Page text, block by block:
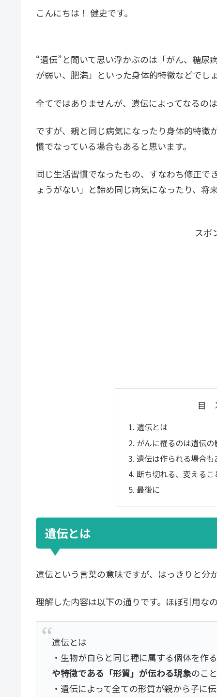
こんにちは！ 健史です。
“遺伝”と聞いて思い浮かぶのは「がん、糖
が弱い、肥満」といった身体的特徴などでし
全てではありませんが、遺伝によってなるの
ですが、親と同じ病気になったり身体的特徴
慣でなっている場合もあると思います。
同じ生活習慣でなったもの、すなわち修正で
ょうがない」と諦め同じ病気になったり、将
スポ
目
遺伝とは
がんに罹るのは遺伝
遺伝は作られる場合
断ち切れる、変える
最後に
遺伝とは
遺伝という言葉の意味ですが、はっきりと分
理解した内容は以下の通りです。ほぼ引用な
遺伝とは
・生物が自らと同じ種に属する個体を作
や特徴である「形質」が伝わる現象のこ
・遺伝によって全ての形質が親から子に